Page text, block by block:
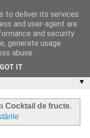
▼
Cocktail de fructe.
to deliver its services
and user-agent are
and security
generate usage
abuse.
GOT IT